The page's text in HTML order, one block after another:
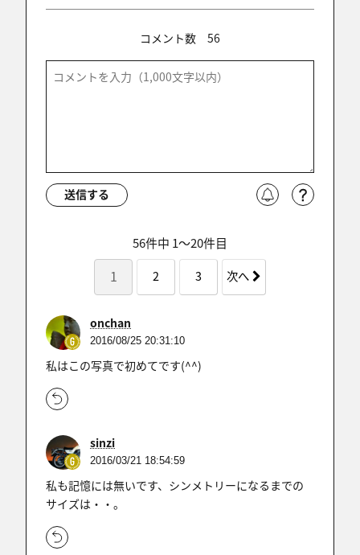
コメント数 56
送信する
56件中 1〜20件目
1 2 3 次へ
onchan
2016/08/25 20:31:10
私はこの写真で初めてです(^^)
sinzi
2016/03/21 18:54:59
私も記憶には無いです、シンメトリーになるまでの
サイズは・・。